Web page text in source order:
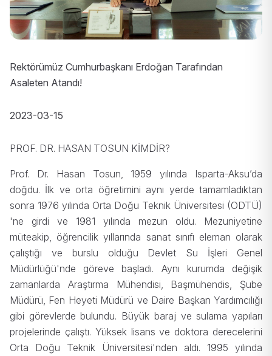
Rektörümüz Cumhurbaşkanı Erdoğan Tarafından
Asaleten Atandı!
2023-03-15
PROF. DR. HASAN TOSUN KİMDİR?
Prof. Dr. Hasan Tosun, 1959 yılında Isparta-Aksu’da
doğdu. İlk ve orta öğretimini aynı yerde tamamladıktan
sonra 1976 yılında Orta Doğu Teknik Üniversitesi (ODTÜ)
'ne girdi ve 1981 yılında mezun oldu. Mezuniyetine
müteakip, öğrencilik yıllarında sanat sınıfı eleman olarak
çalıştığı ve burslu olduğu Devlet Su İşleri Genel
Müdürlüğü'nde göreve başladı. Aynı kurumda değişik
zamanlarda Araştırma Mühendisi, Başmühendis, Şube
Müdürü, Fen Heyeti Müdürü ve Daire Başkan Yardımcılığı
gibi görevlerde bulundu. Büyük baraj ve sulama yapıları
projelerinde çalıştı. Yüksek lisans ve doktora derecelerini
Orta Doğu Teknik Üniversitesi'nden aldı. 1995 yılında